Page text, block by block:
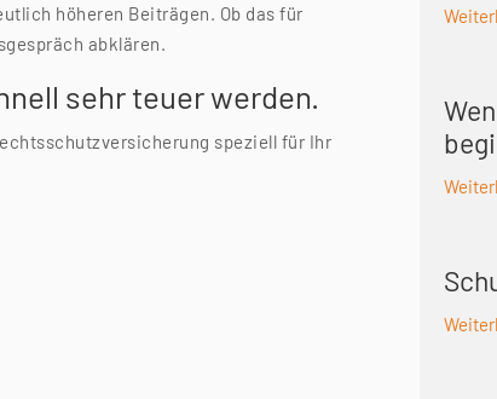
höheren Beiträgen. Ob das für
abklären.
sehr teuer werden.
speziell für Ihr